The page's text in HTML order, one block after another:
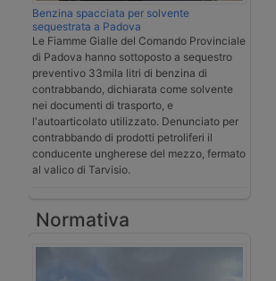
Benzina spacciata per solvente
sequestrata a Padova
Le Fiamme Gialle del Comando Provinciale
di Padova hanno sottoposto a sequestro
preventivo 33mila litri di benzina di
contrabbando, dichiarata come solvente
nei documenti di trasporto, e
l'autoarticolato utilizzato. Denunciato per
contrabbando di prodotti petroliferi il
conducente ungherese del mezzo, fermato
al valico di Tarvisio.
Normativa